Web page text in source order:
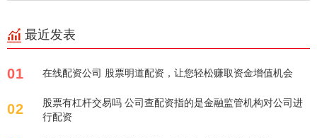
最近发表
01 在线配资公司 股票明道配资，让您轻松赚取资金增值机会
02
股票有杠杆交易吗 公司查配资指的是金融监管机构对公司进
行配资